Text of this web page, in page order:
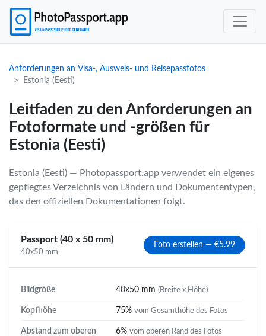
Anforderungen an Visa-, Ausweis- und Reisepassfotos
Estonia (Eesti)
Leitfaden zu den Anforderungen an
Fotoformate und -größen für
Estonia (Eesti)
Estonia (Eesti) — Photopassport.app verwendet ein eigenes
gepflegtes Verzeichnis von Ländern und Dokumententypen,
das den offiziellen Dokumentationen folgt.
Passport (40 x 50 mm)
40x50 mm
Foto erstellen — €5.99
Bildgröße 40x50 mm (Breite x Höhe)
Kopfhöhe 75% vom Gesamthöhe des Fotos
Abstand zum oberen
6% vom oberen Rand des Fotos